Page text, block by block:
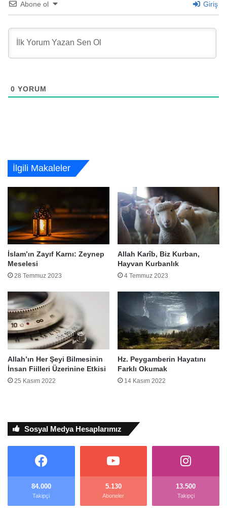
Abone ol Giriş
0 YORUM
İlgili Makaleler
İslam’ın Zayıf Karnı: Zeynep
Meselesi
28 Temmuz 2023
Allah Karîb, Biz Kurban,
Hayvan Kurbanlık
4 Temmuz 2023
Allah’ın Her Şeyi Bilmesinin
İnsan Fiilleri Üzerinine Etkisi
25 Kasım 2022
Hz. Peygamberin Hayatını
Farklı Okumak
14 Kasım 2022
Sosyal Medya Hesaplarımız
84.000
Takipçi
5.130
Aboneler
13.500
Takipçi